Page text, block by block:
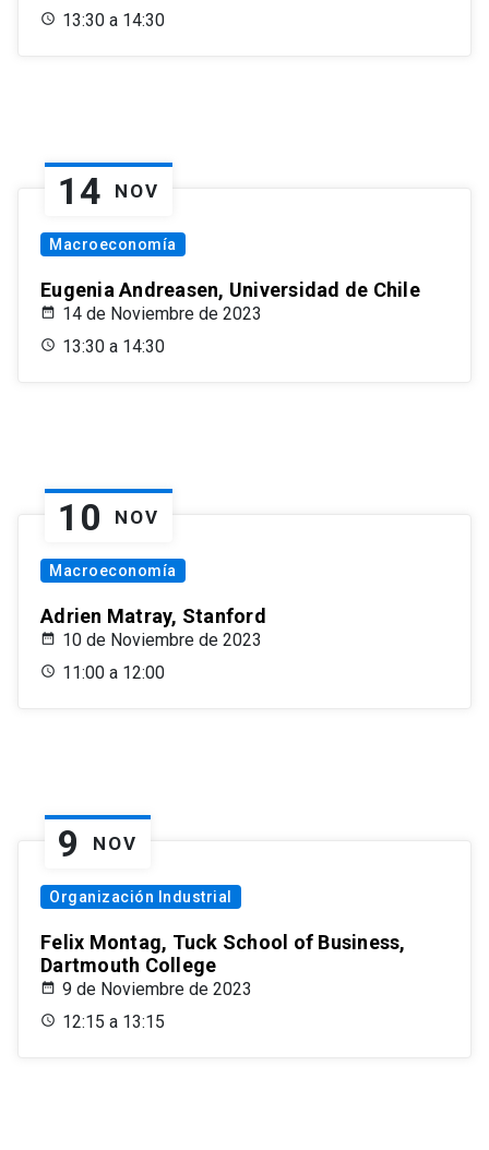
13:30 a 14:30
14 NOV
Macroeconomía
Eugenia Andreasen, Universidad de Chile
14 de Noviembre de 2023
13:30 a 14:30
10 NOV
Macroeconomía
Adrien Matray, Stanford
10 de Noviembre de 2023
11:00 a 12:00
9 NOV
Organización Industrial
Felix Montag, Tuck School of Business,
Dartmouth College
9 de Noviembre de 2023
12:15 a 13:15